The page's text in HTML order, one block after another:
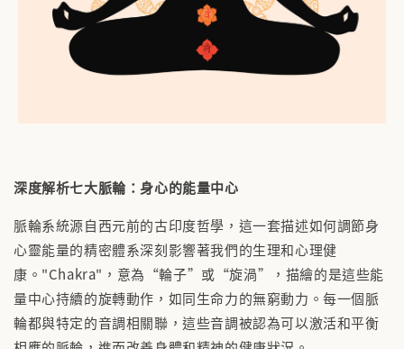
深度解析七大脈輪：身心的能量中心
脈輪系統源自西元前的古印度哲學，這一套描述如何調節身
心靈能量的精密體系深刻影響著我們的生理和心理健
康。"Chakra"，意為“輪子”或“旋渦”，描繪的是這些能
量中心持續的旋轉動作，如同生命力的無窮動力。每一個脈
輪都與特定的音調相關聯，這些音調被認為可以激活和平衡